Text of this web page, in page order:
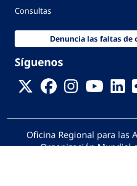
Consultas
Denuncia las faltas de
Síguenos
Oficina Regional para las
Organización Mundial